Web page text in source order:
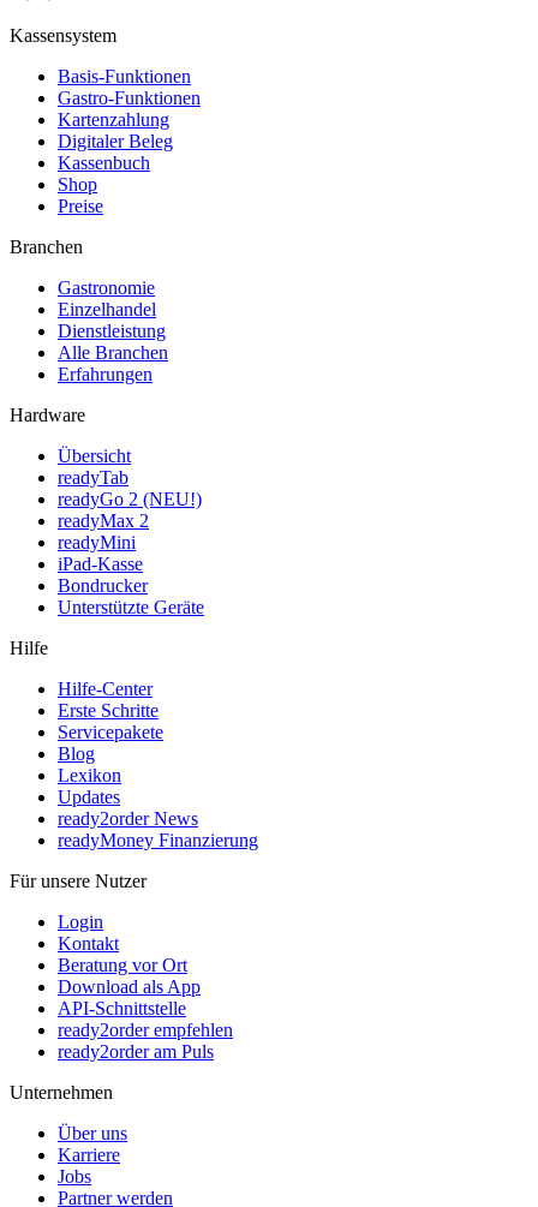
Kassensystem
Basis-Funktionen
Gastro-Funktionen
Kartenzahlung
Digitaler Beleg
Kassenbuch
Shop
Preise
Branchen
Gastronomie
Einzelhandel
Dienstleistung
Alle Branchen
Erfahrungen
Hardware
Übersicht
readyTab
readyGo 2 (NEU!)
readyMax 2
readyMini
iPad-Kasse
Bondrucker
Unterstützte Geräte
Hilfe
Hilfe-Center
Erste Schritte
Servicepakete
Blog
Lexikon
Updates
ready2order News
readyMoney Finanzierung
Für unsere Nutzer
Login
Kontakt
Beratung vor Ort
Download als App
API-Schnittstelle
ready2order empfehlen
ready2order am Puls
Unternehmen
Über uns
Karriere
Jobs
Partner werden